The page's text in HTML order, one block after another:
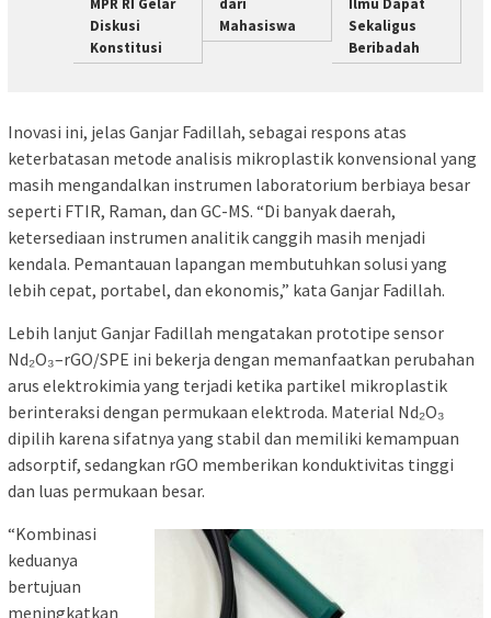
Diskusi
Konstitusi
Mahasiswa
Sekaligus
Beribadah
Inovasi ini, jelas Ganjar Fadillah, sebagai respons atas
keterbatasan metode analisis mikroplastik konvensional yang
masih mengandalkan instrumen laboratorium berbiaya besar
seperti FTIR, Raman, dan GC-MS. “Di banyak daerah,
ketersediaan instrumen analitik canggih masih menjadi
kendala. Pemantauan lapangan membutuhkan solusi yang
lebih cepat, portabel, dan ekonomis,” kata Ganjar Fadillah.
Lebih lanjut Ganjar Fadillah mengatakan prototipe sensor
Nd₂O₃–rGO/SPE ini bekerja dengan memanfaatkan perubahan
arus elektrokimia yang terjadi ketika partikel mikroplastik
berinteraksi dengan permukaan elektroda. Material Nd₂O₃
dipilih karena sifatnya yang stabil dan memiliki kemampuan
adsorptif, sedangkan rGO memberikan konduktivitas tinggi
dan luas permukaan besar.
“Kombinasi
keduanya
bertujuan
meningkatkan